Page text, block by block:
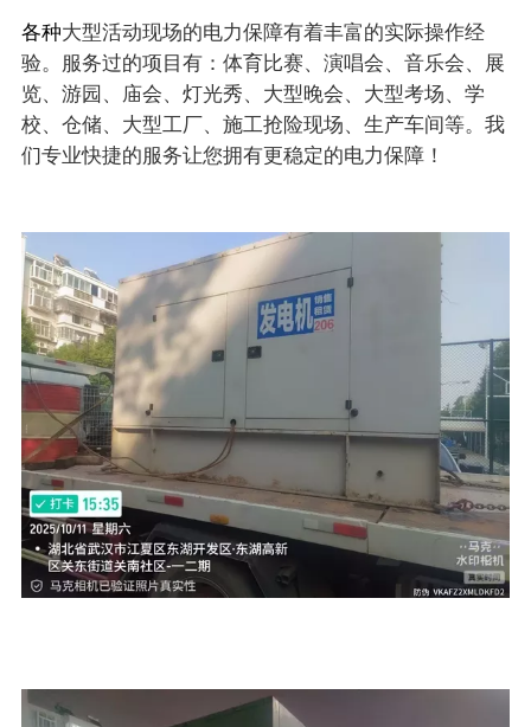
各种大型活动现场的电力保障有着丰富的实际操作经
验。服务过的项目有：体育比赛、演唱会、音乐会、展
览、游园、庙会、灯光秀、大型晚会、大型考场、学
校、仓储、大型工厂、施工抢险现场、生产车间等。我
们专业快捷的服务让您拥有更稳定的电力保障！